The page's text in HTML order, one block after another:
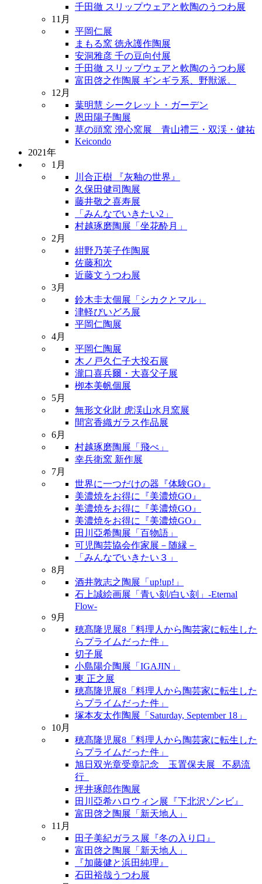
千田徹 スリップウェアと軟陶のうつわ展
11月
平岡仁展
まもる窯 徳永護作陶展
安洞雅彦 千の豆向付展
千田徹 スリップウェアと軟陶のうつわ展
富田啓之作陶展 ギンギラ系、野獣派。
12月
葉明慧 シークレット・ガーデン
恩田陽子陶展
草の頭窯 澄心窯展 青山禮三・双渓・健祐
Keicondo
2021年
1月
川合正樹 『灰釉の世界』
久保田健司陶展
藤井敬之喜寿展
「みんなでいきたい2」
村越琢磨陶展「坐花酔月」
2月
紺野乃芙子作陶展
佐藤和次
近藤文うつわ展
3月
鈴木圭太個展「シカクとマル」
津軽びいどろ展
平岡仁陶展
4月
平岡仁陶展
木ノ戸久仁子大投石展
瀧口喜兵爾・大喜父子展
栁本美帆個展
5月
無形文化財 虎渓山水月窯展
間宮香織ガラス作品展
6月
村越琢磨陶展「飛べ」
幸兵衛窯 新作展
7月
世界に一つだけの器『体験GO』
美濃焼をお得に『美濃焼GO』
美濃焼をお得に『美濃焼GO』
美濃焼をお得に『美濃焼GO』
田川亞希陶展「百物語」
可児陶芸協会作家展－随縁－
「みんなでいきたい３」
8月
酒井敦志之陶展「up!up!」
石上誠絵画展「青い刻/白い刻」-Eternal
Flow-
9月
穂髙隆児展8「料理人から陶芸家に転生した
らプライムだった件」
切子展
小島陽介陶展「IGAJIN」
東 正之展
穂髙隆児展8「料理人から陶芸家に転生した
らプライムだった件」
塚本友太作陶展「Saturday, September 18」
10月
穂髙隆児展8「料理人から陶芸家に転生した
らプライムだった件」
旭日双光章受章記念 玉置保夫展 _不易流
行_
坪井琢郎作陶展
田川亞希ハロウィン展『下北沢ゾンビ』
富田啓之陶展「新天地人」
11月
田子美紀ガラス展『冬の入り口』
富田啓之陶展「新天地人」
『加藤健と浜田純理』
石田裕哉うつわ展